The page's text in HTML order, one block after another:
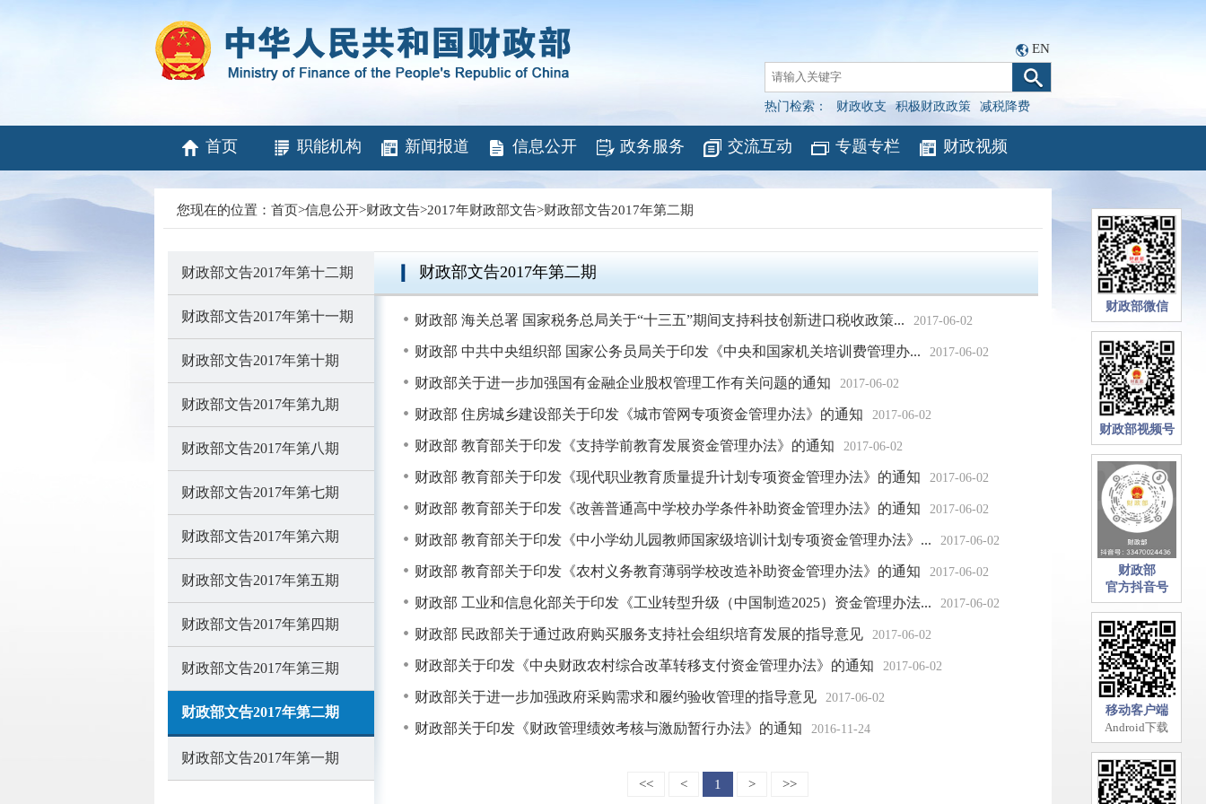
EN
热门检索： 财政收支 积极财政政策 减税降费
首页 职能机构 新闻报道 信息公开 政务服务 交流互动 专题专栏 财政视频
您现在的位置： 首页>信息公开>财政文告>2017年财政部文告>财政部文告2017年第二期
财政部文告2017年第十二期
财政部文告2017年第十一期
财政部文告2017年第十期
财政部文告2017年第九期
财政部文告2017年第八期
财政部文告2017年第七期
财政部文告2017年第六期
财政部文告2017年第五期
财政部文告2017年第四期
财政部文告2017年第三期
财政部文告2017年第二期
财政部文告2017年第一期
财政部文告2017年第二期
财政部 海关总署 国家税务总局关于“十三五”期间支持科技创新进口税收政策... 2017-06-02
财政部 中共中央组织部 国家公务员局关于印发《中央和国家机关培训费管理办... 2017-06-02
财政部关于进一步加强国有金融企业股权管理工作有关问题的通知 2017-06-02
财政部 住房城乡建设部关于印发《城市管网专项资金管理办法》的通知 2017-06-02
财政部 教育部关于印发《支持学前教育发展资金管理办法》的通知 2017-06-02
财政部 教育部关于印发《现代职业教育质量提升计划专项资金管理办法》的通知 2017-06-02
财政部 教育部关于印发《改善普通高中学校办学条件补助资金管理办法》的通知 2017-06-02
财政部 教育部关于印发《中小学幼儿园教师国家级培训计划专项资金管理办法》... 2017-06-02
财政部 教育部关于印发《农村义务教育薄弱学校改造补助资金管理办法》的通知 2017-06-02
财政部 工业和信息化部关于印发《工业转型升级（中国制造2025）资金管理办法... 2017-06-02
财政部 民政部关于通过政府购买服务支持社会组织培育发展的指导意见 2017-06-02
财政部关于印发《中央财政农村综合改革转移支付资金管理办法》的通知 2017-06-02
财政部关于进一步加强政府采购需求和履约验收管理的指导意见 2017-06-02
财政部关于印发《财政管理绩效考核与激励暂行办法》的通知 2016-11-24
<< < 1 > >>
财政部微信
财政部视频号
财政部
官方抖音号
移动客户端
Android下载